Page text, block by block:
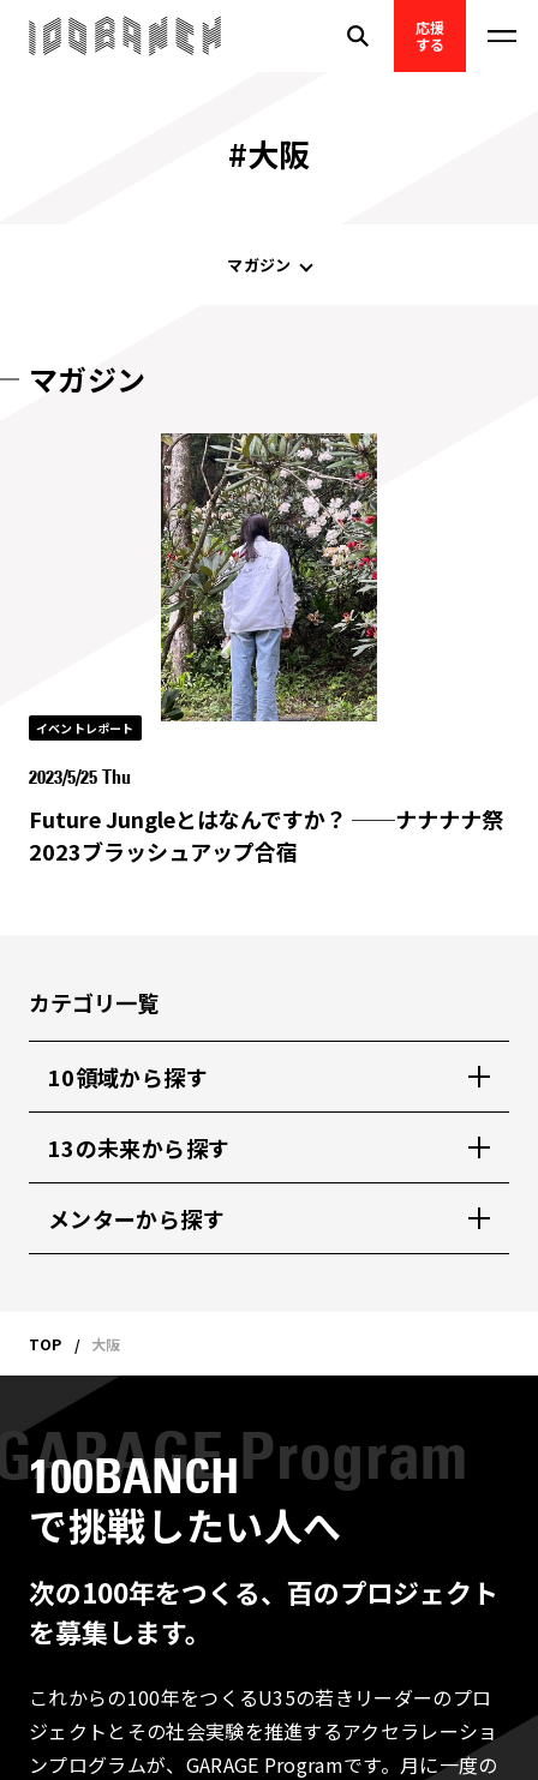
応援
する
#大阪
マガジン
マガジン
イベントレポート
2023/5/25 Thu
Future Jungleとはなんですか？ ──ナナナナ祭
2023ブラッシュアップ合宿
カテゴリ一覧
10領域から探す
13の未来から探す
メンターから探す
TOP 大阪
100BANCH
で挑戦したい人へ
次の100年をつくる、百のプロジェクト
を募集します。
これからの100年をつくるU35の若きリーダーのプロ
ジェクトとその社会実験を推進するアクセラレーショ
ンプログラムが、GARAGE Programです。月に一度の